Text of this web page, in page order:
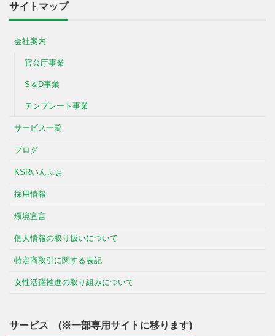
サイトマップ
会社案内
官公庁事業
S＆D事業
テンプレート事業
サービス一覧
ブログ
KSRいんふぉ
採用情報
環境宣言
個人情報の取り扱いについて
特定商取引に関する表記
女性活躍推進の取り組みについて
サービス (※一部専用サイトに移ります)